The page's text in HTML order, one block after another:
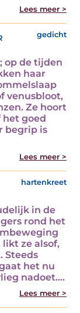
Lees meer >
gedicht
op de tijden
haar
venusbloot,
Ze hoort
het goed
begrip is
Lees meer >
hartenkreet
in de
rond het
likt ze alsof,
Steeds
het nu
nadoet.…
Lees meer >